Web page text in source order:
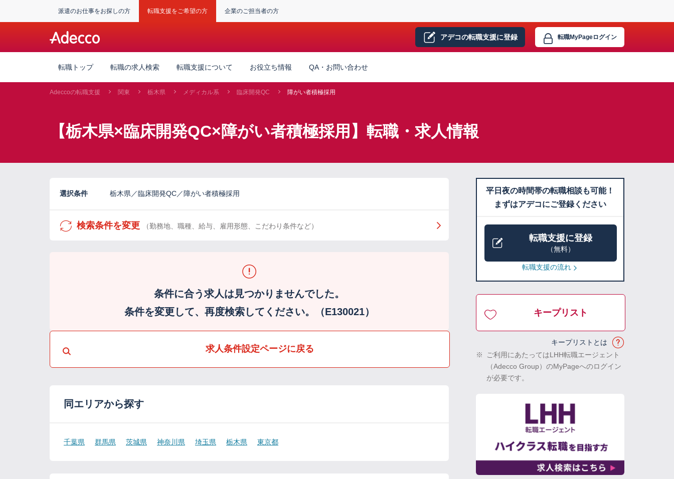
派遣のお仕事をお探しの方 転職支援をご希望の方 企業のご担当者の方
アデコの転職支援に登録 転職MyPageログイン
転職トップ 転職の求人検索 転職支援について お役立ち情報 QA・お問い合わせ
Adeccoの転職支援 関東 栃木県 メディカル系 臨床開発QC 障がい者積極採用
【栃木県×臨床開発QC×障がい者積極採用】転職・求人情報
選択条件 栃木県／臨床開発QC／障がい者積極採用
検索条件を変更 （勤務地、職種、給与、雇用形態、こだわり条件など）
条件に合う求人は見つかりませんでした。
条件を変更して、再度検索してください。（E130021）
求人条件設定ページに戻る
同エリアから探す
千葉県 群馬県 茨城県 神奈川県 埼玉県 栃木県 東京都
平日夜の時間帯の転職相談も可能！
まずはアデコにご登録ください
転職支援に登録
（無料）
転職支援の流れ
キープリスト
キープリストとは
※
ご利用にあたってはLHH転職エージェント
（Adecco Group）のMyPageへのログイン
が必要です。